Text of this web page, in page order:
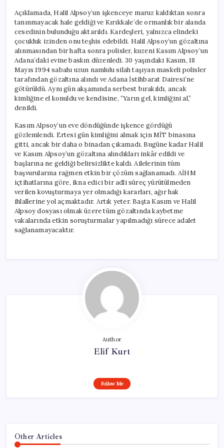
Açıklamada, Halil Alpsoy’un işkenceye maruz kaldıktan sonra
tanınmayacak hale geldiği ve Kırıkkale’de ormanlık bir alanda
cesedinin bulunduğu aktarıldı. Kardeşleri, yalnızca elindeki
çocukluk izinden onu teşhis edebildi. Halil Alpsoy’un gözaltına
alınmasından bir hafta sonra polisler, kuzeni Kasım Alpsoy’un
Adana’daki evine baskın düzenledi. 30 yaşındaki Kasım, 18
Mayıs 1994 sabahı uzun namlulu silah taşıyan maskeli polisler
tarafından gözaltına alındı ve Adana İstihbarat Dairesi’ne
götürüldü. Aynı gün akşamında serbest bırakıldı, ancak
kimliğine el konuldu ve kendisine, “Yarın gel, kimliğini al,”
denildi.
Kasım Alpsoy’un eve döndüğünde işkence gördüğü
gözlemlendi. Ertesi gün kimliğini almak için MİT binasına
gitti, ancak bir daha o binadan çıkamadı. Bugüne kadar Halil
ve Kasım Alpsoy’un gözaltına alındıkları inkâr edildi ve
başlarına ne geldiği belirsizlikte kaldı. Ailelerinin tüm
başvurularına rağmen etkin bir çözüm sağlanamadı. AİHM
içtihatlarına göre, ikna edici bir adli süreç yürütülmeden
verilen kovuşturmaya yer olmadığı kararları, ağır hak
ihlallerine yol açmaktadır. Artık yeter. Başta Kasım ve Halil
Alpsoy dosyası olmak üzere tüm gözaltında kaybetme
vakalarında etkin soruşturmalar yapılmadığı sürece adalet
sağlanamayacaktır.
Author
Elif Kurt
Follow Me
Other Articles